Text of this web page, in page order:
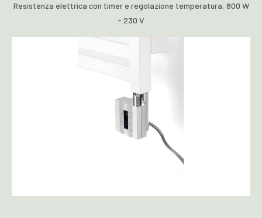
Resistenza elettrica con timer e regolazione temperatura, 800 W
- 230 V